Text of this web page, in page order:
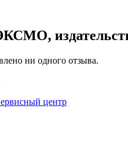
ни одного отзыва.
центр